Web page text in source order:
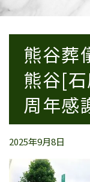
熊谷葬
熊谷[
周年感
2025年9月8日